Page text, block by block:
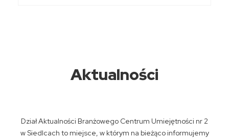
Aktualności
Dział Aktualności Branżowego Centrum Umiejętności nr 2
w Siedlcach to miejsce, w którym na bieżąco informujemy